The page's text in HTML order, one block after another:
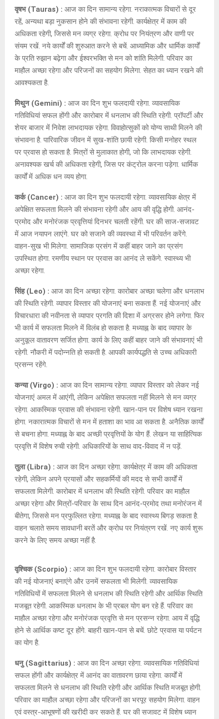
वृषभ (Tauras) : आज का दिन सामान्य रहेगा. नराकात्मक विचारों से दूर
रहें, अन्यथा बड़ा नुकसान होने की संभावना रहेगी. कार्यक्षेत्र में काम की
अधिकता रहेगी, जिससे मन व्यग्र रहेगा. क्रोध पर नियंत्रण और वाणी पर
संयम रखें. नये कार्यों की शुरुआत करने से बचें. आध्यामिक और धार्मिक कार्यों
के प्रति रुझान बढ़ेगा और ईश्वरभक्ति से मन को शांति मिलेगी. परिवार का
माहौल अच्छा रहेगा और परिजनों का सहयोग मिलेगा. सेहत का ध्यान रखने की
आवश्यकता है.
मिथुन (Gemini) : आज का दिन शुभ फलदायी रहेगा. व्यावसायिक
गतिविधियां सफल होंगी और कारोबार में धनलाभ की स्थिति रहेगी. प्रॉपर्टी और
शेयर बाजार में निवेश लाभदायक रहेगा. विवाहोत्सुकों को योग्य साथी मिलने की
संभावना है. पारिवारिक जीवन में सुख-शांति छायी रहेगी. किसी मनोहर स्थल
पर प्रवास हो सकता है. मित्रों से मुलाकात होगी, जो कि लाभदायक रहेगी.
अनावश्यक खर्च की अधिकता रहेगी, जिस पर कंट्रोल करना पड़ेगा. धार्मिक
कार्यों में अधिक धन व्यय होगा.
कर्क (Cancer) : आज का दिन शुभ फलदायी रहेगा. व्यावसायिक क्षेत्र में
अपेक्षित सफलता मिलने की संभावना रहेगी और आय की वृद्धि होगी. आनंद-
प्रमोद और मनोरंजक प्रवृत्तियां दिनभर चलती रहेंगी. घर की साज-सजावट
में आज नयापन लाएंगे. घर को सजाने की व्यवस्था में भी परिवर्तन करेंगे.
वाहन-सुख भी मिलेगा. सामाजिक प्रसंग में कहीं बाहर जाने का प्रसंग
उपस्थित होगा. रमणीय स्थान पर प्रवास का आनंद ले सकेंगे. स्वास्थ्य भी
अच्छा रहेगा.
सिंह (Leo) : आज का दिन अच्छा रहेगा. कारोबार अच्छा चलेगा और धनलाभ
की स्थिति रहेगी. व्यापार विस्तार की योजनाएं बना सकता हैं. नई योजनाएं और
विचारधारा की नवीनता से व्यापार प्रगति की दिशा में अग्रसर होने लगेगा. फिर
भी कार्य में सफलता मिलने में विलंब हो सकता है. मध्याह्न के बाद व्यापार के
अनुकूल वातावरण सर्जित होगा. कार्य के लिए कहीं बाहर जाने की संभावनाएं भी
रहेगी. नौकरी में पदोन्नति हो सकती है. आपकी कार्यपद्धति से उच्च अधिकारी
प्रसन्न रहेंगे.
कन्या (Virgo) : आज का दिन सामान्य रहेगा. व्यापार विस्तार को लेकर नई
योजनाएं अमल में आएंगी, लेकिन अपेक्षित सफलता नहीं मिलने से मन व्यग्र
रहेगा. आकस्मिक प्रवास की संभावना रहेगी. खान-पान पर विशेष ध्यान रखना
होगा. नकारात्मक विचारों से मन में हताशा का भाव आ सकता है. अनैतिक कार्यों
से बचना होगा. मध्याह्न के बाद अच्छी प्रवृत्तियों के योग हैं. लेखन या साहित्यिक
प्रवृत्ति में विशेष रुची रहेगी. अधिकारियों के साथ वाद-विवाद में न पड़ें.
तुला (Libra) : आज का दिन अच्छा रहेगा. कार्यक्षेत्र में काम की अधिकता
रहेगी, लेकिन अपने प्रयासों और सहकर्मियों की मदद से सभी कार्यों में
सफलता मिलेगी. कारोबार में धनलाभ की स्थिति रहेगी. परिवार का माहौल
अच्छा रहेगा और मित्रों-परिवार के साथ दिन आनंद-प्रमोद तथा मनोरंजन में
बीतेगा, जिससे मन प्रफुल्लित रहेगा. मध्याह्न के बाद स्वास्थ्य बिगड़ सकता है.
वाहन चलाते समय सावधानी बरतें और क्रोध पर नियंत्रण रखें. नए कार्य शुरू
करने के लिए समय अच्छा नहीं है.
वृश्चिक (Scorpio) : आज का दिन शुभ फलदायी रहेगा. कारोबार विस्तार
की नई योजनाएं बनाएंगे और उनमें सफलता भी मिलेगी. व्यावसायिक
गतिविधियों में सफलता मिलने से धनलाभ की स्थिति रहेगी और आर्थिक स्थिति
मजबूत रहेगी. आकस्मिक धनलाभ के भी प्रबल योग बन रहे हैं. परिवार का
माहौल अच्छा रहेगा और मनोरंजक प्रवृत्ति से मन प्रसन्न रहेगा. आय में वृद्धि
होने से आर्थिक कष्ट दूर होंगे. बाहरी खान-पान से बचें. छोटे प्रवास या पर्यटन
का योग है.
धनु (Sagittarius) : आज का दिन अच्छा रहेगा. व्यावसायिक गतिविधियां
सफल होंगी और कार्यक्षेत्र में आनंद का वातावरण छाया रहेगा. कार्यों में
सफलता मिलने से धनलाभ की स्थिति रहेगी और आर्थिक स्थिति मजबूत होगी.
परिवार का माहौल अच्छा रहेगा और परिजनों का भरपूर सहयोग मिलेगा. वाहन
एवं वस्त्र-आभूषणों की खरीदी कर सकते हैं. घर की सजावट में विशेष ध्यान